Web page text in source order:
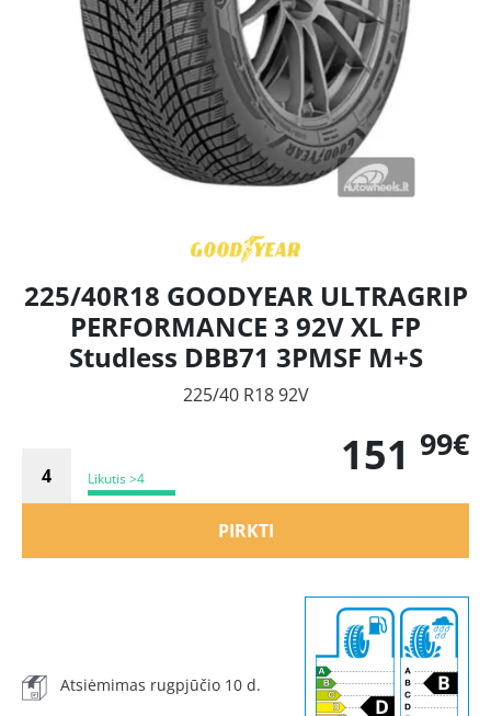
225/40R18 GOODYEAR ULTRAGRIP
PERFORMANCE 3 92V XL FP
Studless DBB71 3PMSF M+S
225/40 R18 92V
Likutis >4 151 99€
PIRKTI
Atsiėmimas rugpjūčio 10 d.